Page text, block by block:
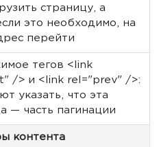
страницу, а
это необходимо, на
перейти
тегов <link
/> и <link rel="prev" />:
указать, что эта
— часть пагинации
контента